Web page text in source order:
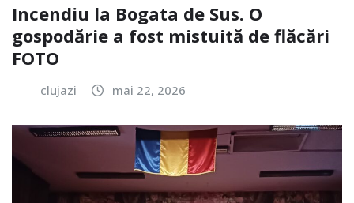
Incendiu la Bogata de Sus. O
gospodărie a fost mistuită de flăcări
FOTO
clujazi mai 22, 2026